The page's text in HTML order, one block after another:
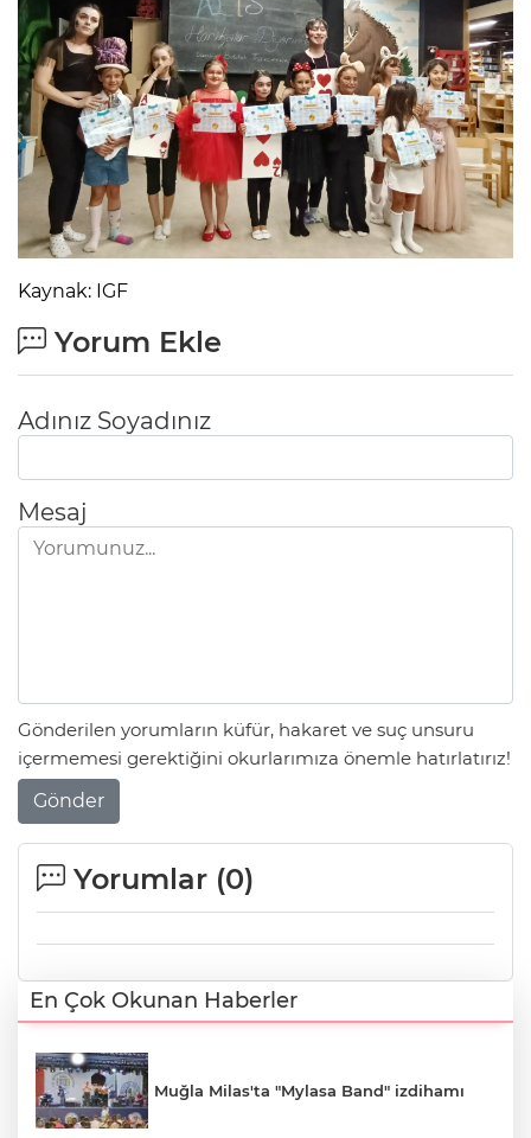
Kaynak: IGF
Yorum Ekle
Adınız Soyadınız
Mesaj
Gönderilen yorumların küfür, hakaret ve suç unsuru
içermemesi gerektiğini okurlarımıza önemle hatırlatırız!
Gönder
Yorumlar (0)
En Çok Okunan Haberler
Muğla Milas'ta "Mylasa Band" izdihamı